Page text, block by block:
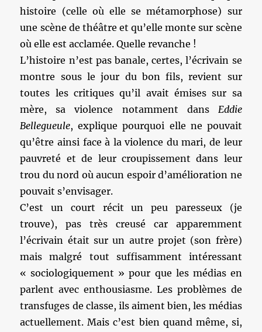
histoire (celle où elle se métamorphose) sur
une scène de théâtre et qu’elle monte sur scène
où elle est acclamée. Quelle revanche !
L’histoire n’est pas banale, certes, l’écrivain se
montre sous le jour du bon fils, revient sur
toutes les critiques qu’il avait émises sur sa
mère, sa violence notamment dans Eddie
Bellegueule, explique pourquoi elle ne pouvait
qu’être ainsi face à la violence du mari, de leur
pauvreté et de leur croupissement dans leur
trou du nord où aucun espoir d’amélioration ne
pouvait s’envisager.
C’est un court récit un peu paresseux (je
trouve), pas très creusé car apparemment
l’écrivain était sur un autre projet (son frère)
mais malgré tout suffisamment intéressant
« sociologiquement » pour que les médias en
parlent avec enthousiasme. Les problèmes de
transfuges de classe, ils aiment bien, les médias
actuellement. Mais c’est bien quand même, si,